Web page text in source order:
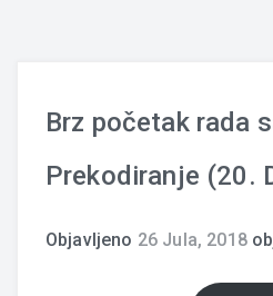
Brz početak rada
Prekodiranje (20.
Objavljeno 26 Jula, 2018